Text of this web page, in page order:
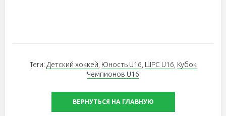
Теги: Детский хоккей Юность U16 ШРС U16 Кубок
Чемпионов U16
ВЕРНУТЬСЯ НА ГЛАВНУЮ